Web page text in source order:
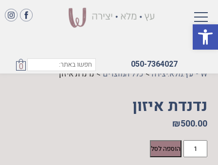
פתח סרגל נגישות
050-7364027
0
W - עץ.מלא.יצירה >כלל המוצרים>נדנדת איזון
נדנדת איזון
₪500.00
כמות
של
הוספה לסל